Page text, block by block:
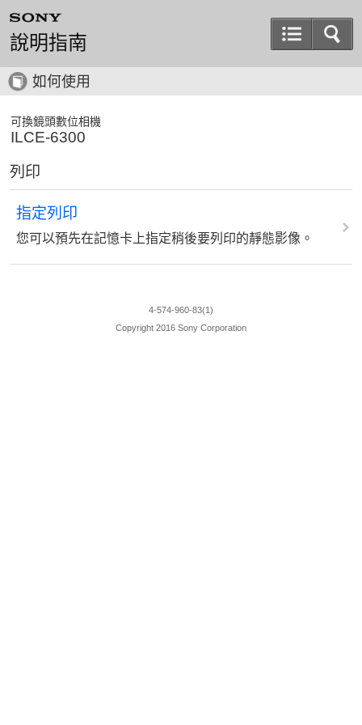
說明指南
如何使用
可換鏡頭數位相機
ILCE-6300
列印
指定列印
您可以預先在記憶卡上指定稍後要列印的靜態影像。
4-574-960-83(1)
Copyright 2016 Sony Corporation